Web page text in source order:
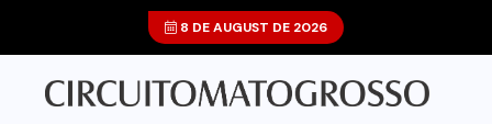
8 DE AUGUST DE 2026